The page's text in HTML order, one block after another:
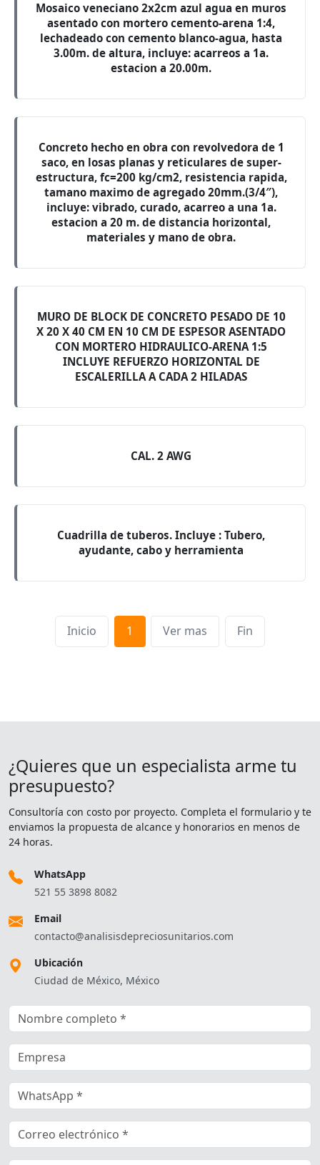
Mosaico veneciano 2x2cm azul agua en muros
asentado con mortero cemento-arena 1:4,
lechadeado con cemento blanco-agua, hasta
3.00m. de altura, incluye: acarreos a 1a.
estacion a 20.00m.
Concreto hecho en obra con revolvedora de 1
saco, en losas planas y reticulares de super-
estructura, fc=200 kg/cm2, resistencia rapida,
tamano maximo de agregado 20mm.(3/4″),
incluye: vibrado, curado, acarreo a una 1a.
estacion a 20 m. de distancia horizontal,
materiales y mano de obra.
MURO DE BLOCK DE CONCRETO PESADO DE 10
X 20 X 40 CM EN 10 CM DE ESPESOR ASENTADO
CON MORTERO HIDRAULICO-ARENA 1:5
INCLUYE REFUERZO HORIZONTAL DE
ESCALERILLA A CADA 2 HILADAS
CAL. 2 AWG
Cuadrilla de tuberos. Incluye : Tubero,
ayudante, cabo y herramienta
Inicio 1 Ver mas Fin
¿Quieres que un especialista arme tu
presupuesto?
Consultoría con costo por proyecto. Completa el formulario y te
enviamos la propuesta de alcance y honorarios en menos de
24 horas.
WhatsApp
521 55 3898 8082
Email
contacto@analisisdepreciosunitarios.com
Ubicación
Ciudad de México, México